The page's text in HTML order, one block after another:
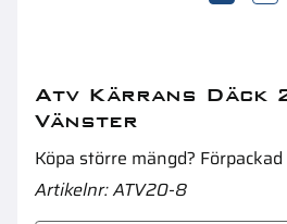
Atv Kärrans Däck
Vänster
Köpa större mängd?
Artikelnr ATV20-8